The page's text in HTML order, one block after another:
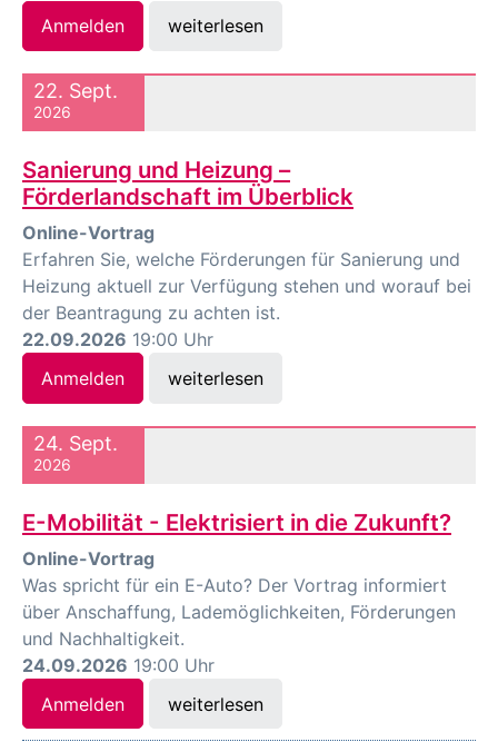
Anmelden
weiterlesen
22. Sept.
2026
Sanierung und Heizung –
Förderlandschaft im Überblick
Online-Vortrag
Erfahren Sie, welche Förderungen für Sanierung und
Heizung aktuell zur Verfügung stehen und worauf bei
der Beantragung zu achten ist.
22.09.2026 19:00 Uhr
Anmelden
weiterlesen
24. Sept.
2026
E-Mobilität - Elektrisiert in die Zukunft?
Online-Vortrag
Was spricht für ein E-Auto? Der Vortrag informiert
über Anschaffung, Lademöglichkeiten, Förderungen
und Nachhaltigkeit.
24.09.2026 19:00 Uhr
Anmelden
weiterlesen